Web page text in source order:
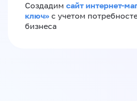
Создадим сайт интернет-
ключ» с учетом
бизнеса